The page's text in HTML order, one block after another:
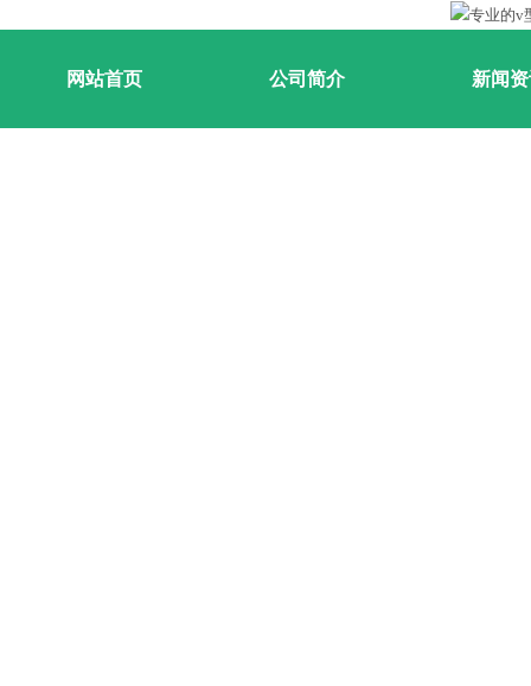
网站首页 公司简介 新闻